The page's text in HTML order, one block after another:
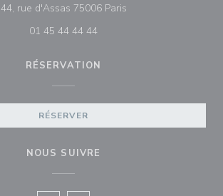
44, rue d'Assas 75006 Paris((ouvre une nouvelle
01 45 44 44 44
RÉSERVATION
RÉSERVER
NOUS SUIVRE